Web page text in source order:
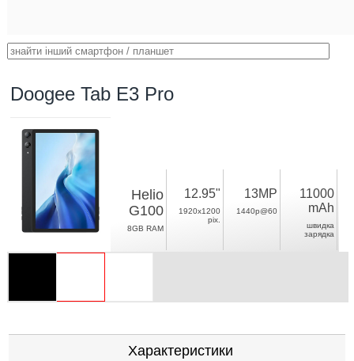
Doogee Tab E3 Pro
Helio
G100
8GB RAM
12.95"
1920x1200
pix.
13MP
1440p@60
11000
mAh
швидка
зарядка
Характеристики